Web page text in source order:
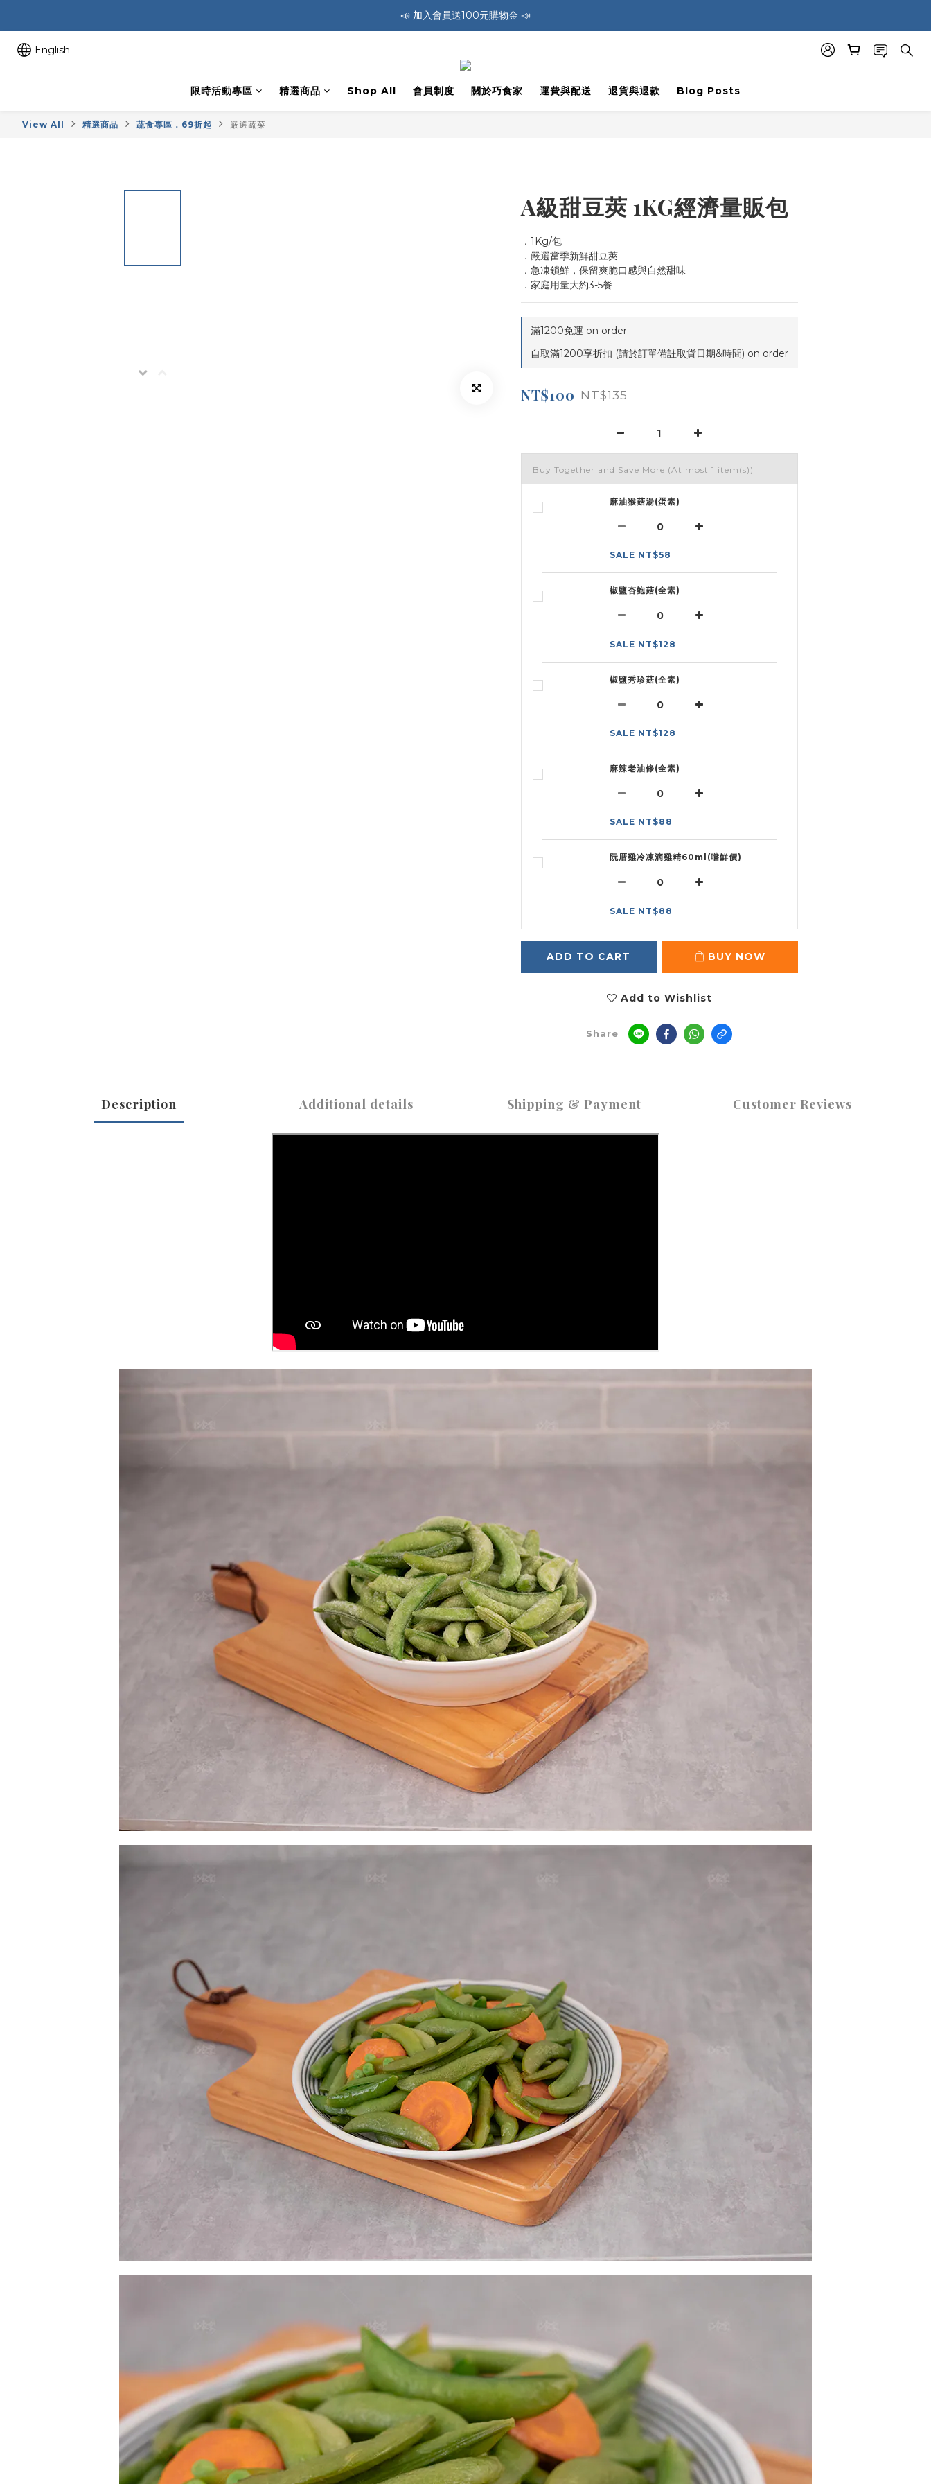
🚛 全館消費滿1200免運費 🚛
🚛 全館消費滿1200免運費 🚛
English
限時活動專區 精選商品 Shop All 會員制度 關於巧食家 運費與配送 退貨與退款 Blog Posts
View All 精選商品 蔬食專區．69折起 嚴選蔬菜
A級甜豆莢 1KG經濟量販包
．1Kg/包
．嚴選當季新鮮甜豆莢
．急凍鎖鮮，保留爽脆口感與自然甜味
．家庭用量大約3-5餐
滿1200免運 on order
自取滿1200享折扣 (請於訂單備註取貨日期&時間) on order
NT$100 NT$135
Buy Together and Save More (At most 1 item(s))
麻油猴菇湯(蛋素)
SALE NT$58
椒鹽杏鮑菇(全素)
SALE NT$128
椒鹽秀珍菇(全素)
SALE NT$128
麻辣老油條(全素)
SALE NT$88
阮厝雞冷凍滴雞精60ml(嚐鮮價)
SALE NT$88
ADD TO CART BUY NOW
Add to Wishlist
Share
Description Additional details Shipping & Payment Customer Reviews